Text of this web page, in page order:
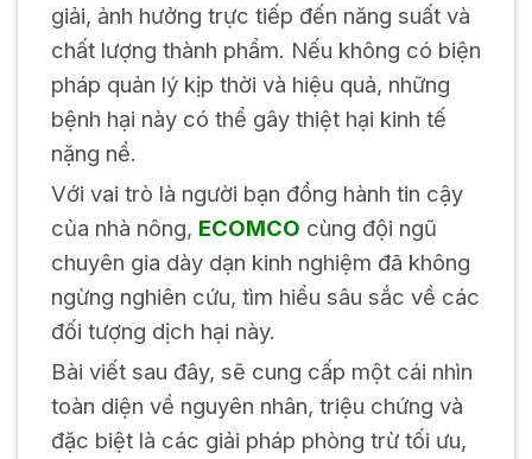
giải, ảnh hưởng trực tiếp đến năng suất và
chất lượng thành phẩm. Nếu không có biện
pháp quản lý kịp thời và hiệu quả, những
bệnh hại này có thể gây thiệt hại kinh tế
nặng nề.
Với vai trò là người bạn đồng hành tin cậy
của nhà nông, ECOMCO cùng đội ngũ
chuyên gia dày dạn kinh nghiệm đã không
ngừng nghiên cứu, tìm hiểu sâu sắc về các
đối tượng dịch hại này.
Bài viết sau đây, sẽ cung cấp một cái nhìn
toàn diện về nguyên nhân, triệu chứng và
đặc biệt là các giải pháp phòng trừ tối ưu,